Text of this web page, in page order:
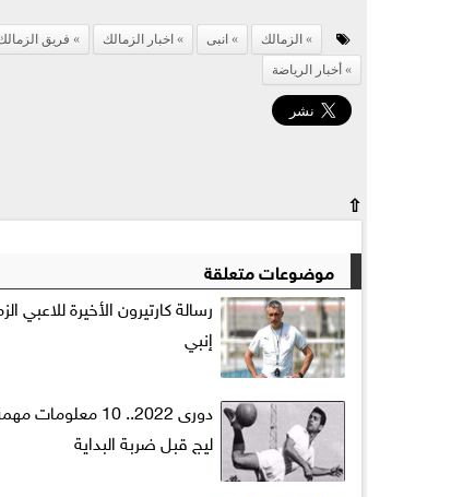
الزمالك انبى اخبار الزمالك فريق
أخبار الرياضة
⇧
موضوعات متعلقة
رسالة كارتيرون الأخيرة للاعبي
إنبي
دورى 2022.. 10
ليج قبل ضربة البداية